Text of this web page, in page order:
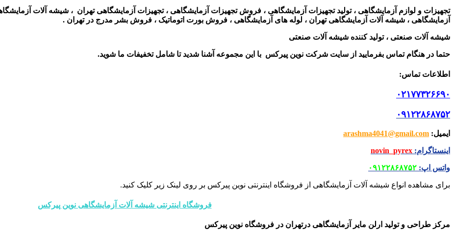
تجهیزات و لوازم آزمایشگاهی ، تولید تجهیزات آزمایشگاهی ، فروش تجهیزات آزمایشگاهی ، تجهیزات آزمایشگاهی تهران ، شیشه آلات
آزمایشگاهی ، شیشه آلات آزمایشگاهی تهران ، لوله های آزمایشگاهی ، فروش بورت اتوماتیک ، فروش بشر مدرج در تهران .
شیشه آلات صنعتی ، تولید کننده شیشه آلات صنعتی
حتما در هنگام تماس بفرمایید از سایت شرکت نوین پیرکس با این مجموعه آشنا شدید تا شامل تخفیفات ما شوید.
اطلاعات تماس:
۰۲۱۷۷۳۲۶۶۹۰
۰۹۱۲۲۸۶۸۷۵۲
ایمیل:
arashma4041@gmail.com
اینستاگرام:
novin_pyrex
واتس اپ: ۰۹۱۲۲۸۶۸۷۵۲
برای مشاهده انواع شیشه آلات آزمایشگاهی از فروشگاه اینترنتی نوین پیرکس بر روی لینک زیر کلیک کنید.
فروشگاه اینترنتی شیشه آلات آزمایشگاهی نوین پیرکس
مرکز طراحی و تولید ارلن مایر آزمایشگاهی درتهران در فروشگاه نوین پیرکس